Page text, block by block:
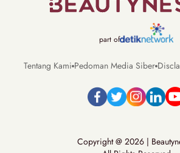
part of
Tentang Kami Pedoman Media Siber
Copyright @ 2026 |